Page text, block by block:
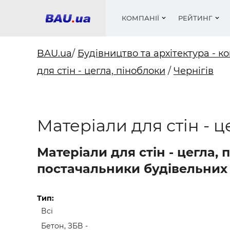
КОМПАНІЇ
Фарби,
РЕЙТИНГ
Фарби,
BAU.ua/ Будівництво та архітектура -
для стін - цегла, піноблоки / Чернігів
Матеріали для стін -
Матеріали для стін - цегла,
постачальники будівельних
Тип:
Всі
Бетон, ЗБВ -